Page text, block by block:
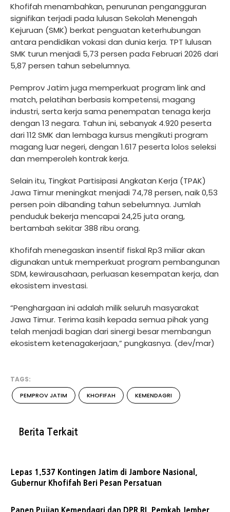
Khofifah menambahkan, penurunan pengangguran
signifikan terjadi pada lulusan Sekolah Menengah
Kejuruan (SMK) berkat penguatan keterhubungan
antara pendidikan vokasi dan dunia kerja. TPT lulusan
SMK turun menjadi 5,73 persen pada Februari 2026 dari
5,87 persen tahun sebelumnya.
Pemprov Jatim juga memperkuat program link and
match, pelatihan berbasis kompetensi, magang
industri, serta kerja sama penempatan tenaga kerja
dengan 13 negara. Tahun ini, sebanyak 4.920 peserta
dari 112 SMK dan lembaga kursus mengikuti program
magang luar negeri, dengan 1.617 peserta lolos seleksi
dan memperoleh kontrak kerja.
Selain itu, Tingkat Partisipasi Angkatan Kerja (TPAK)
Jawa Timur meningkat menjadi 74,78 persen, naik 0,53
persen poin dibanding tahun sebelumnya. Jumlah
penduduk bekerja mencapai 24,25 juta orang,
bertambah sekitar 388 ribu orang.
Khofifah menegaskan insentif fiskal Rp3 miliar akan
digunakan untuk memperkuat program pembangunan
SDM, kewirausahaan, perluasan kesempatan kerja, dan
ekosistem investasi.
“Penghargaan ini adalah milik seluruh masyarakat
Jawa Timur. Terima kasih kepada semua pihak yang
telah menjadi bagian dari sinergi besar membangun
ekosistem ketenagakerjaan,” pungkasnya. (dev/mar)
TAGS:
PEMPROV JATIM KHOFIFAH KEMENDAGRI
Berita Terkait
Lepas 1.537 Kontingen Jatim di Jambore Nasional,
Gubernur Khofifah Beri Pesan Persatuan
Panen Pujian Kemendagri dan DPR RI, Pemkab Jember